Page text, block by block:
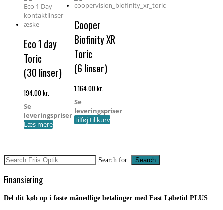
lav
til
Eco 1 day
Toric
(30 linser)
194.00kr.
Se
leveringspriser
Læs mere
Cooper
Biofinity XR
Toric
(6 linser)
1.164.00kr.
Se
leveringspriser
Tilføj til kurv
Search for: Search
Finansiering
Del dit køb op i faste månedlige betalinger med Fast Løbetid PLUS